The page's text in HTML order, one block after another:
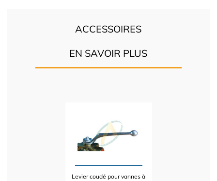
ACCESSOIRES
EN SAVOIR PLUS
Levier coudé pour vannes à